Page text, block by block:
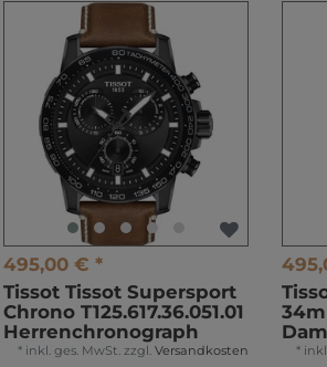
495,00 € *
Tissot Tissot Supersport
Chrono T125.617.36.051.01
Herrenchronograph
* inkl. ges. MwSt. zzgl. Versandkosten *